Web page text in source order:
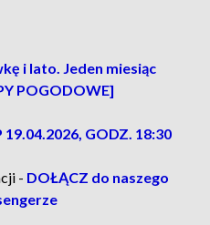
i lato. Jeden miesiąc
POGODOWE]
19.04.2026, GODZ. 18:30
- DOŁĄCZ do naszego